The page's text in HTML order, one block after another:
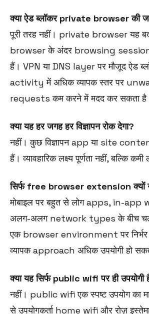
क्या ऐड ब्लॉकर private browser की
पूरी तरह नहीं। private browser यह
browser के अंदर browsing
हैं। VPN या DNS layer पर मौजूद ऐड
activity में अधिक व्यापक स्तर पर
requests कम करने में मदद कर सकता
क्या यह हर जगह हर विज्ञापन रोक देगा?
नहीं। कुछ विज्ञापन app या site
हैं। व्यावहारिक लक्ष्य पूर्णता नहीं, बल्कि कमी
सिर्फ free browser extension क्यों
मोबाइल पर बहुत से लोग apps, in-
अलग-अलग network types के बीच
एक browser environment पर निर्भर
व्यापक approach अधिक उपयोगी हो
क्या यह सिर्फ public wifi पर ही उपयोगी
नहीं। public wifi एक स्पष्ट उपयोग का
से उपयोगकर्ता home wifi और रोज़